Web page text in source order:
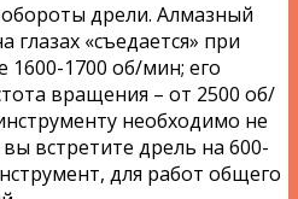
дрели. Алмазный
глазах «съедается» при
1600-1700 об/мин; его
вращения – от 2500 об/
необходимо не
встретите дрель на 600-
для работ общего